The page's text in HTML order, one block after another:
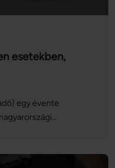
esetekben,
egy évente